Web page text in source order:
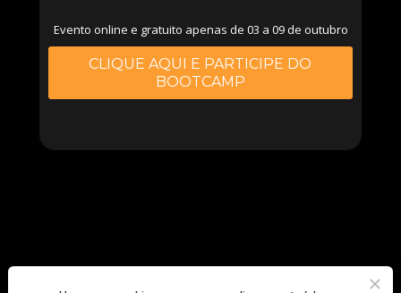
Evento online e gratuito apenas de 03 a 09 de outubro
CLIQUE AQUI E PARTICIPE DO
BOOTCAMP